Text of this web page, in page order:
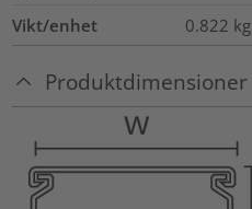
Vikt/enhet
0.822 kg
Produktdimensioner